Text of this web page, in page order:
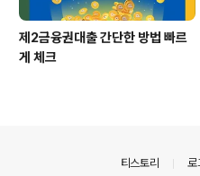
제2금융권대출 간단한 방법 빠르
게 체크
티스토리 로